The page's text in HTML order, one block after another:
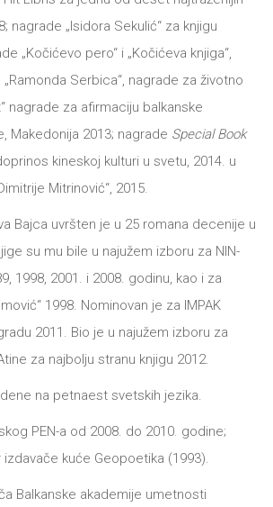
nagrade „Isidora Sekulić“ za knjigu
„Kočićevo pero“ i „Kočićeva knjiga“,
„Ramonda Serbica“, nagrade za životno
nagrade za afirmaciju balkanske
Makedonija 2013; nagrade Special Book
kineskoj kulturi u svetu, 2014. u
Mitrinović“, 2015.
Bajca uvršten je u 25 romana decenije u
su mu bile u najužem izboru za NIN-
1998, 2001. i 2008. godinu, kao i za
1998. Nominovan je za IMPAK
2011. Bio je u najužem izboru za
za najbolju stranu knjigu 2012.
na petnaest svetskih jezika.
PEN-a od 2008. do 2010. godine;
kuće Geopoetika (1993).
Balkanske akademije umetnosti